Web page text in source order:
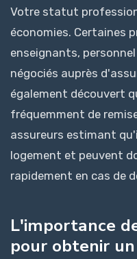
Votre statut
économies. Certaines
enseignants,
négociés auprès
également découvert
fréquemment de
assureurs estimant
logement et peuvent
rapidement en cas de
L'importance
pour obtenir